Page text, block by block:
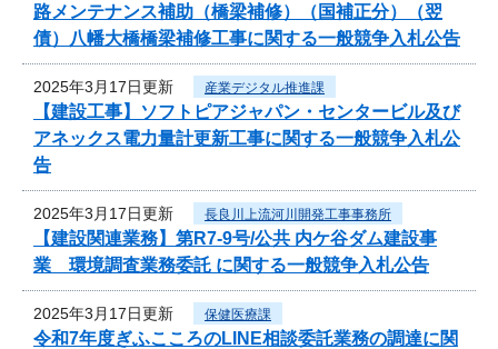
路メンテナンス補助（橋梁補修）（国補正分）（翌
債）八幡大橋橋梁補修工事に関する一般競争入札公告
2025年3月17日更新 産業デジタル推進課
【建設工事】ソフトピアジャパン・センタービル及び
アネックス電力量計更新工事に関する一般競争入札公
告
2025年3月17日更新 長良川上流河川開発工事事務所
【建設関連業務】第R7-9号/公共 内ケ谷ダム建設事
業 環境調査業務委託 に関する一般競争入札公告
2025年3月17日更新 保健医療課
令和7年度ぎふこころのLINE相談委託業務の調達に関